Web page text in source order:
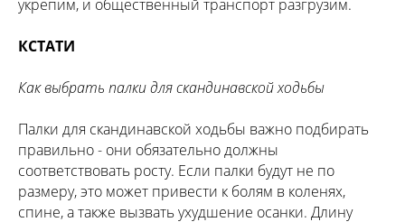
укрепим, и общественный транспорт разгрузим.
КСТАТИ
Как выбрать палки для скандинавской ходьбы
Палки для скандинавской ходьбы важно подбирать
правильно - они обязательно должны
соответствовать росту. Если палки будут не по
размеру, это может привести к болям в коленях,
спине, а также вызвать ухудшение осанки. Длину